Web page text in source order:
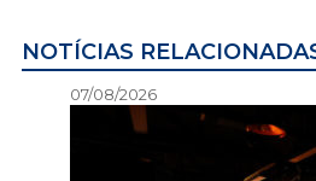
NOTÍCIAS
07/08/2026